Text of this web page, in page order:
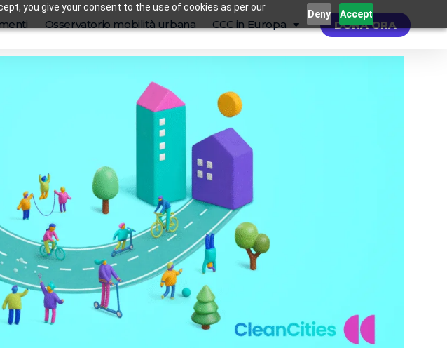
you give your consent to the use of cookies as per our
Deny Accept
Osservatorio mobilità urbana CCC in Europa DONA ORA